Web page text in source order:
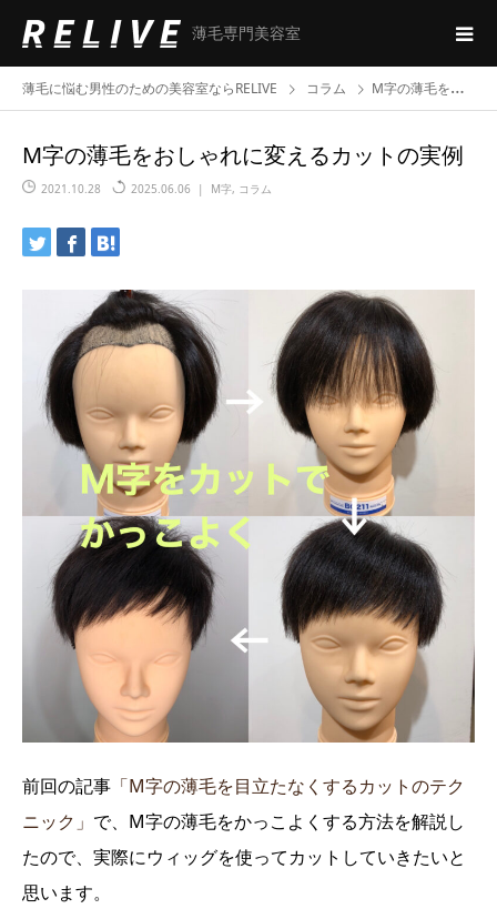
薄毛専門美容室
薄毛に悩む男性のための美容室ならRELIVE コラム M字の薄毛をおしゃれに変えるカットの実例
M字の薄毛をおしゃれに変えるカットの実例
2021.10.28 2025.06.06 M字, コラム
前回の記事 「M字の薄毛を目立たなくするカットのテク
ニック」 で、M字の薄毛をかっこよくする方法を解説し
たので、実際にウィッグを使ってカットしていきたいと
思います。